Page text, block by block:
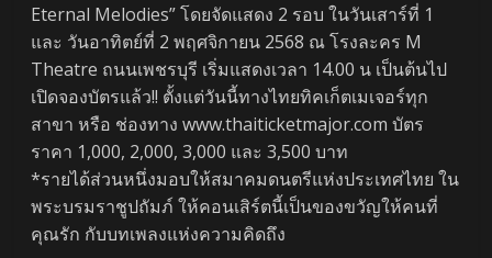
Eternal Melodies” โดยจัดแสดง 2 รอบ ในวันเสาร์ที่ 1
และ วันอาทิตย์ที่ 2 พฤศจิกายน 2568 ณ โรงละคร M
Theatre ถนนเพชรบุรี เริ่มแสดงเวลา 14.00 น เป็นต้นไป
เปิดจองบัตรแล้ว!! ตั้งแต่วันนี้ทางไทยทิคเก็ตเมเจอร์ทุก
สาขา หรือ ช่องทาง www.thaiticketmajor.com บัตร
ราคา 1,000, 2,000, 3,000 และ 3,500 บาท
*รายได้ส่วนหนึ่งมอบให้สมาคมดนตรีแห่งประเทศไทย ใน
พระบรมราชูปถัมภ์ ให้คอนเสิร์ตนี้เป็นของขวัญให้คนที่
คุณรัก กับบทเพลงแห่งความคิดถึง